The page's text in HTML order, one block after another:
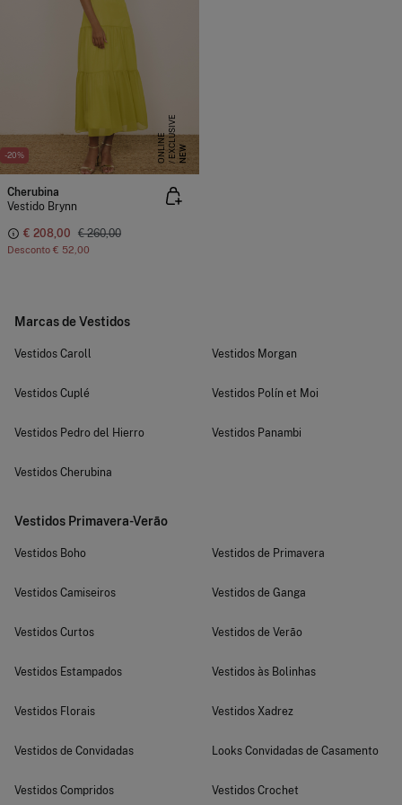
-20% NEW
E
X
C
L
US
I
V
E
O
N
L
I
N
E
Cherubina
Vestido Brynn
€ 208,00 € 260,00
Desconto € 52,00
Marcas de Vestidos
Vestidos Caroll
Vestidos Cuplé
Vestidos Pedro del Hierro
Vestidos Cherubina
Vestidos Morgan
Vestidos Polín et Moi
Vestidos Panambi
Vestidos Primavera-Verão
Vestidos Boho
Vestidos Camiseiros
Vestidos Curtos
Vestidos Estampados
Vestidos Florais
Vestidos de Convidadas
Vestidos Compridos
Vestidos de Primavera
Vestidos de Ganga
Vestidos de Verão
Vestidos às Bolinhas
Vestidos Xadrez
Looks Convidadas de Casamento
Vestidos Crochet